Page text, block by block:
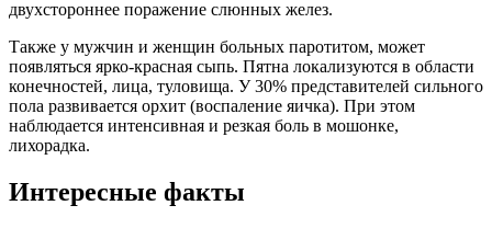
двухстороннее поражение слюнных желез.
Также у мужчин и женщин больных паротитом, может
появляться ярко-красная сыпь. Пятна локализуются в области
конечностей, лица, туловища. У 30% представителей сильного
пола развивается орхит (воспаление яичка). При этом
наблюдается интенсивная и резкая боль в мошонке,
лихорадка.
Интересные факты